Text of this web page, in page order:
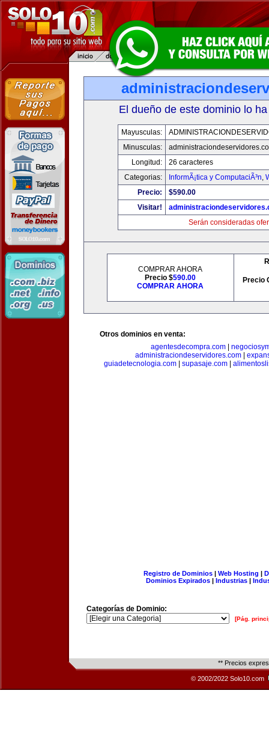
El dueño de este dominio lo
Mayusculas:
Minusculas:
Longitud:
26 caracteres
Categorias:
InformÃ¡tica y ComputaciÃ³n,
Precio:
$590.00
Visitar!
Serán consideradas
COMPRAR AHORA
Precio $590.00
COMPRAR AHORA
Precio
Otros dominios en venta:
agentesdecompra.com|
administraciondeservidores.com
guiadetecnologia.com
supasaje.com
Registro de Dominios| Web Hosting |
Dominios Expirados | Industrias |
Categorías de Dominio:
[Pág.
** Precios
© 2002/2022 Solo10.com